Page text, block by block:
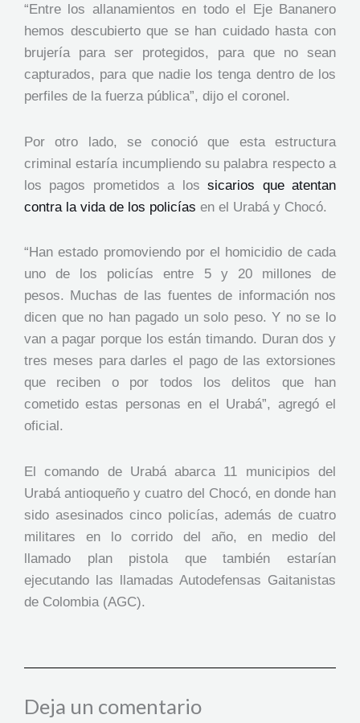
“Entre los allanamientos en todo el Eje Bananero
hemos descubierto que se han cuidado hasta con
brujería para ser protegidos, para que no sean
capturados, para que nadie los tenga dentro de los
perfiles de la fuerza pública”, dijo el coronel.
Por otro lado, se conoció que esta estructura
criminal estaría incumpliendo su palabra respecto a
los pagos prometidos a los sicarios que atentan
contra la vida de los policías en el Urabá y Chocó.
“Han estado promoviendo por el homicidio de cada
uno de los policías entre 5 y 20 millones de
pesos. Muchas de las fuentes de información nos
dicen que no han pagado un solo peso. Y no se lo
van a pagar porque los están timando. Duran dos y
tres meses para darles el pago de las extorsiones
que reciben o por todos los delitos que han
cometido estas personas en el Urabá”, agregó el
oficial.
El comando de Urabá abarca 11 municipios del
Urabá antioqueño y cuatro del Chocó, en donde han
sido asesinados cinco policías, además de cuatro
militares en lo corrido del año, en medio del
llamado plan pistola que también estarían
ejecutando las llamadas Autodefensas Gaitanistas
de Colombia (AGC).
Deja un comentario